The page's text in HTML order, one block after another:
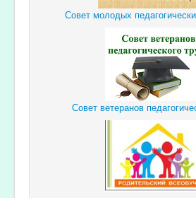
Совет молодых
Совет ветеранов